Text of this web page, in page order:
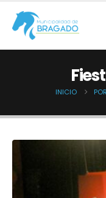
INICIO